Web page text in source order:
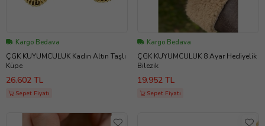
Kargo Bedava
ÇGK KUYUMCULUK Kadın Altın Taşlı
Küpe
26.602 TL
Sepet Fiyatı
Kargo Bedava
ÇGK KUYUMCULUK 8 Ayar Hediyelik
Bilezik
19.952 TL
Sepet Fiyatı